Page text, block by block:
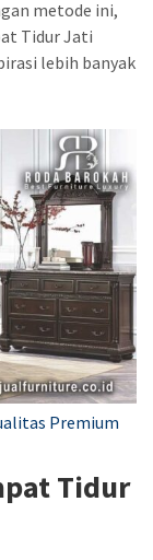
metode ini,
Tidur Jati
lebih banyak
Premium
Tidur